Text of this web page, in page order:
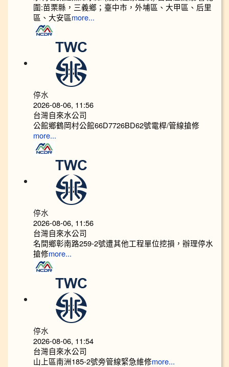
圍:苗栗縣，三義鄉；臺中市，外埔區、大甲區、后里
區、大安區more...
停水
2026-08-06, 11:56
台灣自來水公司
公館鄉鶴岡村公館66D7726BD62號電桿/管線搶修
more...
停水
2026-08-06, 11:56
台灣自來水公司
名間鄉彰南路259-2號遭其他工程單位挖損，辦理停水
搶修more...
停水
2026-08-06, 11:54
台灣自來水公司
山上區南洲185-2號旁管線緊急維修more...